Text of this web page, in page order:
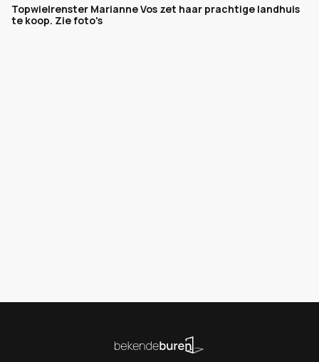
Topwielrenster Marianne Vos zet haar prachtige landhuis
te koop. Zie foto's